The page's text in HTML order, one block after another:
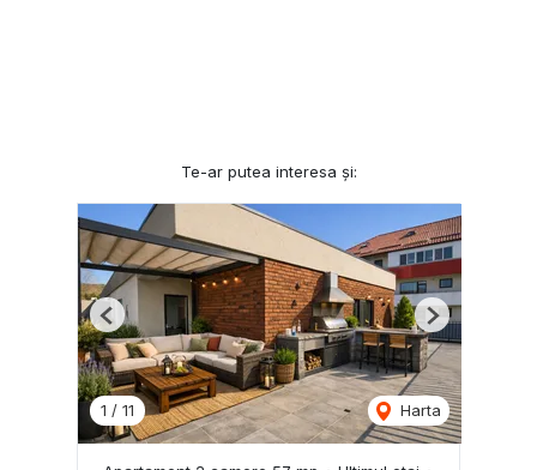
Te-ar putea interesa și:
1 / 11 Harta
Previous Next